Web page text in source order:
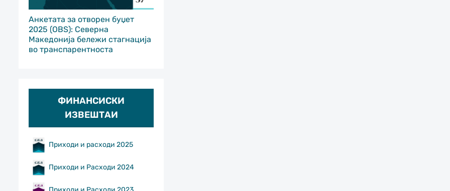
Анкетата за отворен буџет
2025 (OBS): Северна
Македонија бележи стагнација
во транспарентноста
ФИНАНСИСКИ
ИЗВЕШТАИ
Приходи и расходи 2025
Приходи и Расходи 2024